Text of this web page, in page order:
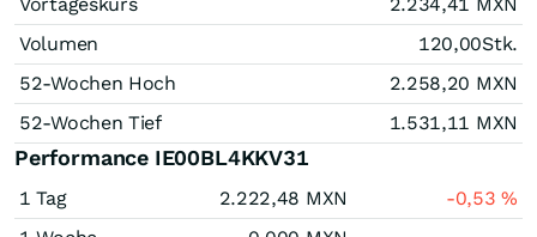
Volumen
120,00Stk.
52-Wochen Hoch
2.258,20 MXN
52-Wochen Tief
1.531,11 MXN
Performance IE00BL4KKV31
1 Tag 2.222,48 MXN -0,53%